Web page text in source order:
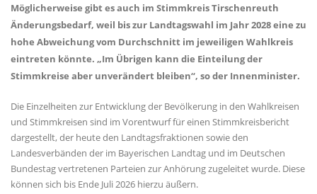
Möglicherweise gibt es auch im Stimmkreis Tirschenreuth
Änderungsbedarf, weil bis zur Landtagswahl im Jahr 2028 eine zu
hohe Abweichung vom Durchschnitt im jeweiligen Wahlkreis
eintreten könnte. „Im Übrigen kann die Einteilung der
Stimmkreise aber unverändert bleiben“, so der Innenminister.
Die Einzelheiten zur Entwicklung der Bevölkerung in den Wahlkreisen
und Stimmkreisen sind im Vorentwurf für einen Stimmkreisbericht
dargestellt, der heute den Landtagsfraktionen sowie den
Landesverbänden der im Bayerischen Landtag und im Deutschen
Bundestag vertretenen Parteien zur Anhörung zugeleitet wurde. Diese
können sich bis Ende Juli 2026 hierzu äußern.